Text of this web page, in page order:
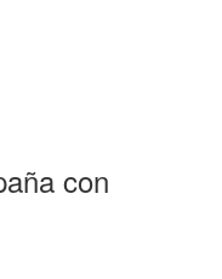
con